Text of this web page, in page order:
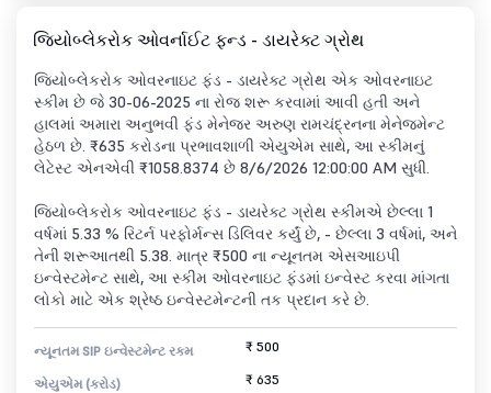
જિયોબ્લેકરોક ઓવર્નાઈટ ફન્ડ - ડાયરેક્ટ ગ્રોથ
જિયોબ્લેકરોક ઓવરનાઇટ ફંડ - ડાયરેક્ટ ગ્રોથ એક ઓવરનાઇટ
સ્કીમ છે જે 30-06-2025 ના રોજ શરૂ કરવામાં આવી હતી અને
હાલમાં અમારા અનુભવી ફંડ મેનેજર અરુણ રામચંદ્રનના મેનેજમેન્ટ
હેઠળ છે. ₹635 કરોડના પ્રભાવશાળી એયુએમ સાથે, આ સ્કીમનું
લેટેસ્ટ એનએવી ₹1058.8374 છે 8/6/2026 12:00:00 AM સુધી.
જિયોબ્લેકરોક ઓવરનાઇટ ફંડ - ડાયરેક્ટ ગ્રોથ સ્કીમએ છેલ્લા 1
વર્ષમાં 5.33 % રિટર્ન પરફોર્મન્સ ડિલિવર કર્યું છે, - છેલ્લા 3 વર્ષમાં, અને
તેની શરૂઆતથી 5.38. માત્ર ₹500 ના ન્યૂનતમ એસઆઇપી
ઇન્વેસ્ટમેન્ટ સાથે, આ સ્કીમ ઓવરનાઇટ ફંડમાં ઇન્વેસ્ટ કરવા માંગતા
લોકો માટે એક શ્રેષ્ઠ ઇન્વેસ્ટમેન્ટની તક પ્રદાન કરે છે.
ન્યૂનતમ SIP ઇન્વેસ્ટમેન્ટ રકમ ₹ 500
એયુએમ (કરોડ) ₹ 635